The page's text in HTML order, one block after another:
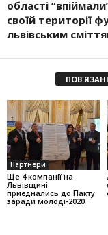
області
своїй території
львівським
Партнери
Ще 4 компанії на
Львівщині
приєднались до Пакту
заради молоді-2020